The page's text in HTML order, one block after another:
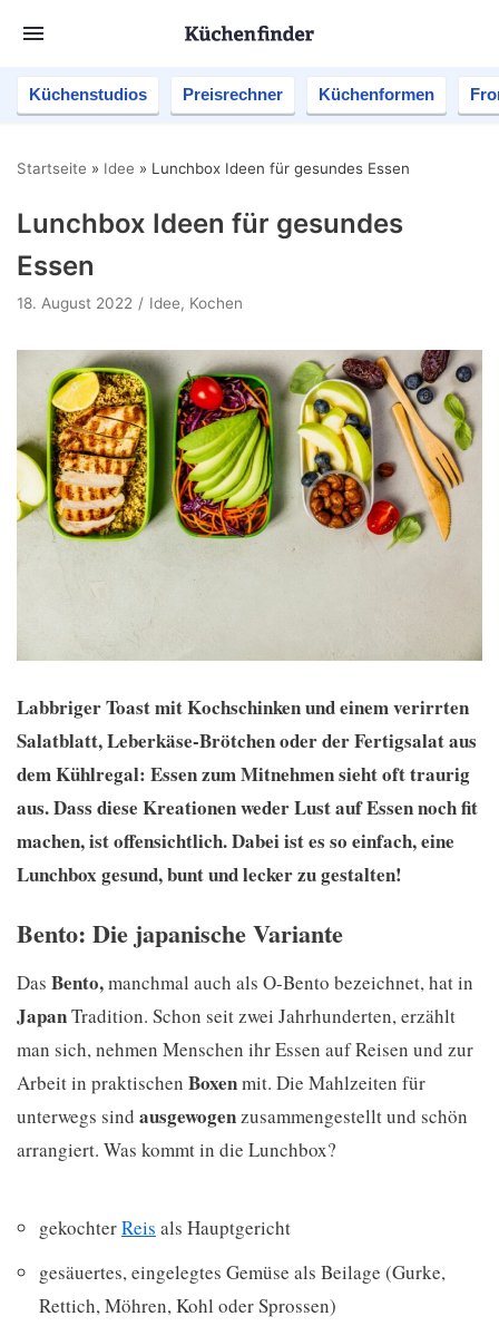
Küchenstudios Preisrechner Küchenformen
Startseite » Idee » Lunchbox Ideen für gesundes Essen
Lunchbox Ideen für gesundes
Essen
18. August 2022 Idee, Kochen
Labbriger Toast mit Kochschinken und einem verirrten
Salatblatt, Leberkäse-Brötchen oder der Fertigsalat aus
dem Kühlregal: Essen zum Mitnehmen sieht oft traurig
aus. Dass diese Kreationen weder Lust auf Essen noch fit
machen, ist offensichtlich. Dabei ist es so einfach, eine
Lunchbox gesund, bunt und lecker zu gestalten!
Bento: Die japanische Variante
Das Bento,manchmal auch als O-Bento bezeichnet, hat in
JapanTradition. Schon seit zwei Jahrhunderten, erzählt
man sich, nehmen Menschen ihr Essen auf Reisen und zur
Arbeit in praktischen Boxenmit. Die Mahlzeiten für
unterwegs sind ausgewogenzusammengestellt und schön
arrangiert. Was kommt in die Lunchbox?
gekochterReis als Hauptgericht
gesäuertes, eingelegtes Gemüse als Beilage (Gurke,
Rettich, Möhren, Kohl oder Sprossen)